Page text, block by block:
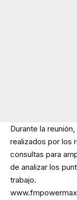
Durante la
realizados por los
consultas para
de analizar los
trabajo.